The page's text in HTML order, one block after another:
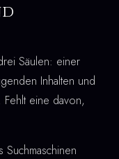
Säulen: einer
Inhalten und
eine davon,